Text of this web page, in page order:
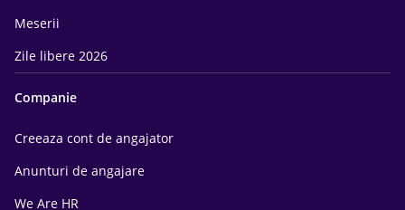
Meserii
Zile libere 2026
Companie
Creeaza cont de angajator
Anunturi de angajare
We Are HR